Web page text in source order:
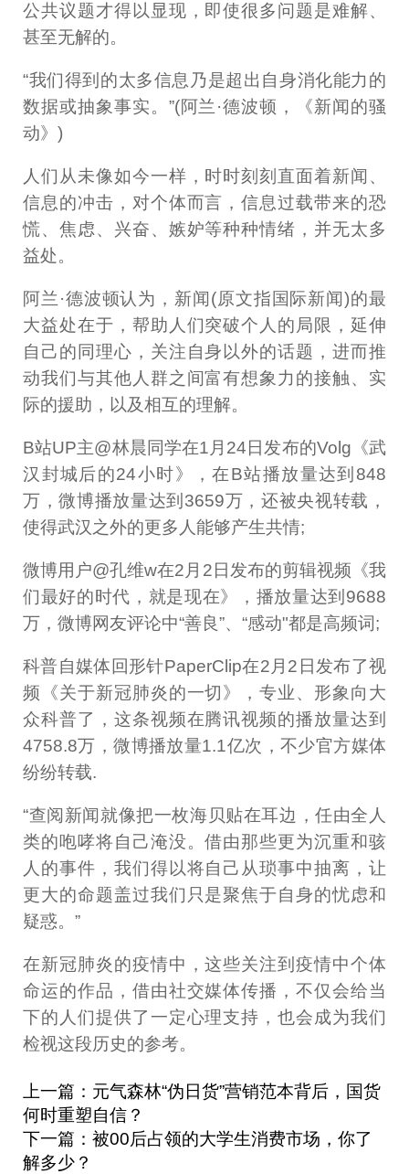
公共议题才得以显现，即使很多问题是难解、
甚至无解的。
“我们得到的太多信息乃是超出自身消化能力的
数据或抽象事实。”(阿兰·德波顿，《新闻的骚
动》)
人们从未像如今一样，时时刻刻直面着新闻、
信息的冲击，对个体而言，信息过载带来的恐
慌、焦虑、兴奋、嫉妒等种种情绪，并无太多
益处。
阿兰·德波顿认为，新闻(原文指国际新闻)的最
大益处在于，帮助人们突破个人的局限，延伸
自己的同理心，关注自身以外的话题，进而推
动我们与其他人群之间富有想象力的接触、实
际的援助，以及相互的理解。
B站UP主@林晨同学在1月24日发布的Volg《武
汉封城后的24小时》，在B站播放量达到848
万，微博播放量达到3659万，还被央视转载，
使得武汉之外的更多人能够产生共情;
微博用户@孔维w在2月2日发布的剪辑视频《我
们最好的时代，就是现在》，播放量达到9688
万，微博网友评论中“善良”、“感动"都是高频词;
科普自媒体回形针PaperClip在2月2日发布了视
频《关于新冠肺炎的一切》，专业、形象向大
众科普了，这条视频在腾讯视频的播放量达到
4758.8万，微博播放量1.1亿次，不少官方媒体
纷纷转载.
“查阅新闻就像把一枚海贝贴在耳边，任由全人
类的咆哮将自己淹没。借由那些更为沉重和骇
人的事件，我们得以将自己从琐事中抽离，让
更大的命题盖过我们只是聚焦于自身的忧虑和
疑惑。”
在新冠肺炎的疫情中，这些关注到疫情中个体
命运的作品，借由社交媒体传播，不仅会给当
下的人们提供了一定心理支持，也会成为我们
检视这段历史的参考。
上一篇：元气森林“伪日货”营销范本背后，国货
何时重塑自信？
下一篇：被00后占领的大学生消费市场，你了
解多少？